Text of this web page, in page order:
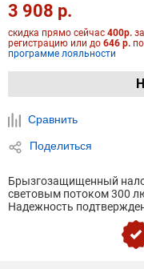
3 908 р.
скидка прямо сейчас 400р. за
регистрацию или до 646 р. по
программе лояльности
Сравнить
Поделиться
Брызгозащищенный
световым потоком 300
Надежность